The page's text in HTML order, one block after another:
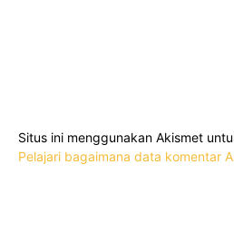
Situs ini menggunakan Akismet
Pelajari bagaimana data komentar